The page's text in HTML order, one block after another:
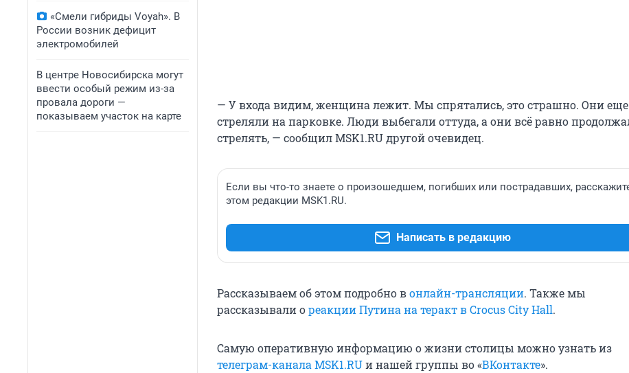
«Смели гибриды Voyah». В
России возник дефицит
электромобилей
В центре Новосибирска могут
ввести особый режим из-за
провала дороги —
показываем участок на карте
— У входа видим, женщина лежит. Мы спрятались, это страшно. Они еще
стреляли на парковке. Люди выбегали оттуда, а они всё равно
стрелять, — сообщил MSK1.RU другой очевидец.
Если вы что-то знаете о произошедшем, погибших или пострадавших,
этом редакции MSK1.RU.
Написать в редакцию
Рассказываем об этом подробно вонлайн-трансляции. Также мы
рассказывали ореакции Путина на теракт в Crocus City Hall.
Самую оперативную информацию о жизни столицы можно узнать из
телеграм-канала MSK1.RUи нашей группы во «ВКонтакте».